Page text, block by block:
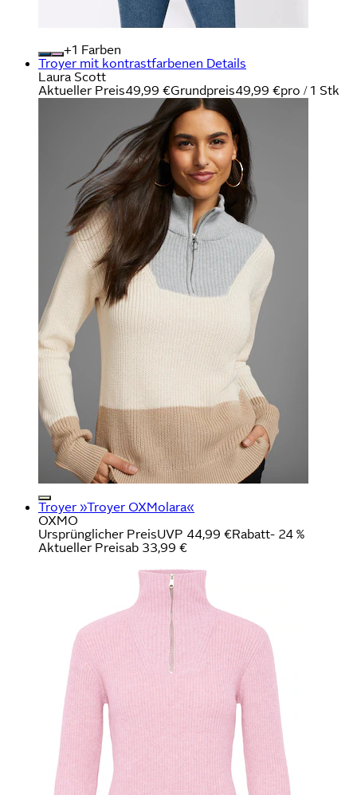
+
Farben
Troyer mit kontrastfarbenen Details
Laura Scott
Aktueller Preis49,99 €Grundpreis49,99 €pro / 1 Stk
Troyer »Troyer OXMolara«
OXMO
Ursprünglicher PreisUVP 44,99 €Rabatt- 24 %
Aktueller Preisab 33,99 €